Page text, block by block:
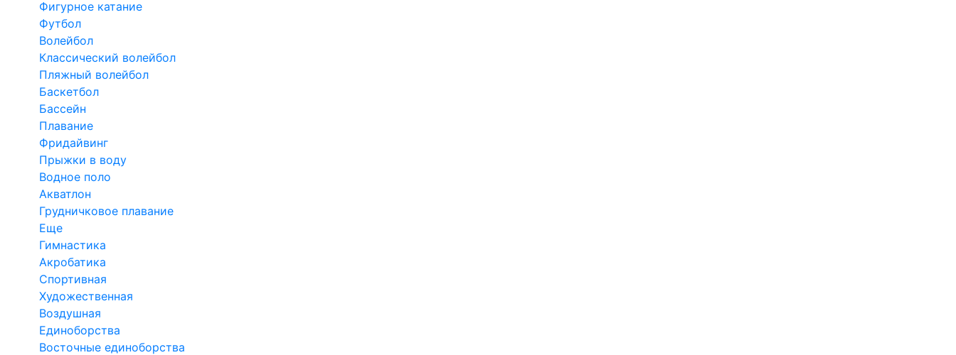
Фигурное катание
Футбол
Волейбол
Классический волейбол
Пляжный волейбол
Баскетбол
Бассейн
Плавание
Фридайвинг
Прыжки в воду
Водное поло
Акватлон
Грудничковое плавание
Еще
Гимнастика
Акробатика
Спортивная
Художественная
Воздушная
Единоборства
Восточные единоборства